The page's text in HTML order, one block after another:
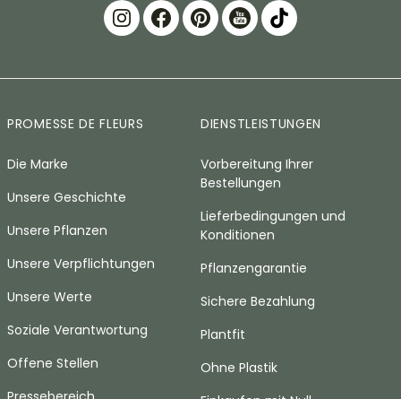
PROMESSE DE FLEURS
Die Marke
Unsere Geschichte
Unsere Pflanzen
Unsere Verpflichtungen
Unsere Werte
Soziale Verantwortung
Offene Stellen
DIENSTLEISTUNGEN
Vorbereitung Ihrer
Bestellungen
Lieferbedingungen und
Konditionen
Pflanzengarantie
Sichere Bezahlung
Plantfit
Ohne Plastik